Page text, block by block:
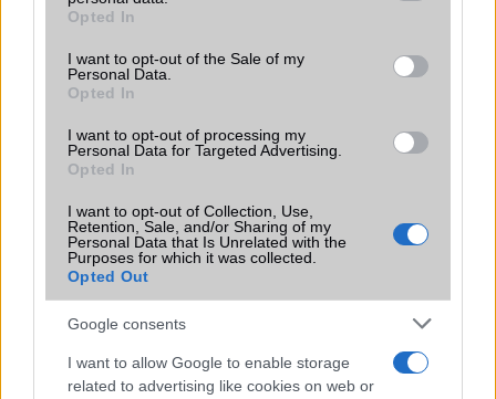
grant or deny consent to Google and its third-party tags to
use your data for below specified purposes in below Google
consent section.
Opted In
I want to opt-out of the Sale of my
Personal Data.
Opted In
I want to opt-out of processing my
Personal Data for Targeted Advertising.
Opted In
I want to opt-out of Collection, Use,
Retention, Sale, and/or Sharing of my
Personal Data that Is Unrelated with the
Purposes for which it was collected.
Opted Out
Google consents
I want to allow Google to enable storage
related to advertising like cookies on web or
Motorola
Samsung
Xiaomi
ZTE